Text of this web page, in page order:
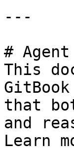
---
#
This
that
and
Learn